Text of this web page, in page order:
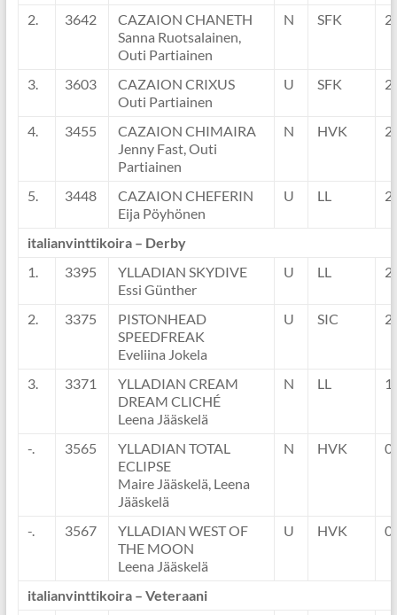
2. 3642
CAZAION CHANETH
Sanna Ruotsalainen,
Outi Partiainen
N SFK
3. 3603
CAZAION CRIXUS
Outi Partiainen
U SFK
4. 3455
CAZAION CHIMAIRA
Jenny Fast, Outi
Partiainen
N HVK
5. 3448
CAZAION CHEFERIN
Eija Pöyhönen
U LL
italianvinttikoira – Derby
1.
3395
YLLADIAN SKYDIVE
Essi Günther
U LL
2. 3375
PISTONHEAD
SPEEDFREAK
Eveliina Jokela
U SIC
3. 3371
YLLADIAN CREAM
DREAM CLICHÉ
Leena Jääskelä
N LL
-. 3565
YLLADIAN TOTAL
ECLIPSE
Maire Jääskelä, Leena
Jääskelä
N HVK 0
-. 3567
YLLADIAN WEST OF
THE MOON
Leena Jääskelä
U HVK 0
italianvinttikoira – Veteraani